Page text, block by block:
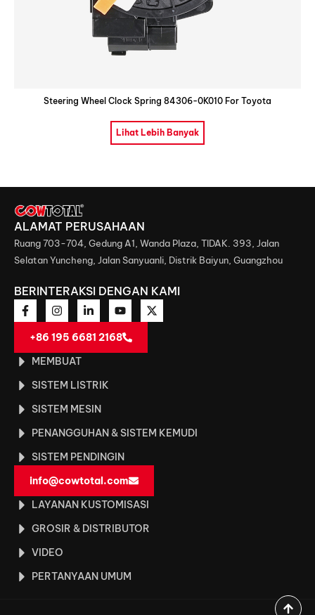
Steering Wheel Clock Spring 84306-0K010 For Toyota
Lihat Lebih Banyak
ALAMAT PERUSAHAAN
Ruang 703-704, Gedung A1, Wanda Plaza, TIDAK. 393, Jalan
Selatan Yuncheng, Jalan Sanyuanli, Distrik Baiyun, Guangzhou
BERINTERAKSI DENGAN KAMI
+86 195 6681 2168
MEMBUAT
SISTEM LISTRIK
SISTEM MESIN
PENANGGUHAN & SISTEM KEMUDI
SISTEM PENDINGIN
info@cowtotal.com
LAYANAN KUSTOMISASI
GROSIR & DISTRIBUTOR
VIDEO
PERTANYAAN UMUM